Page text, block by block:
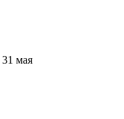
31 мая